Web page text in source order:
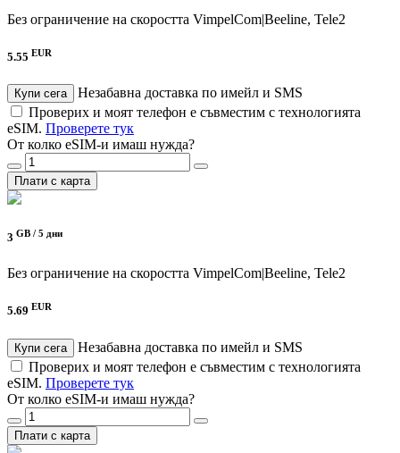
Без ограничение на скоростта VimpelCom|Beeline, Tele2
5.55 EUR
Купи сега
Незабавна доставка по имейл и SMS
Проверих и моят телефон е съвместим с технологията
eSIM. Проверете тук
От колко eSIM-и имаш нужда?
Плати с карта
3 GB / 5 дни
Без ограничение на скоростта VimpelCom|Beeline, Tele2
5.69 EUR
Купи сега
Незабавна доставка по имейл и SMS
Проверих и моят телефон е съвместим с технологията
eSIM. Проверете тук
От колко eSIM-и имаш нужда?
Плати с карта